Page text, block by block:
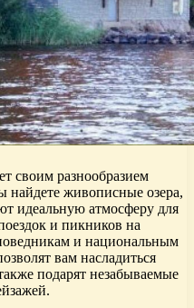
своим разнообразием
найдете живописные озера,
идеальную атмосферу для
и пикников на
и национальным
вам насладиться
подарят незабываемые